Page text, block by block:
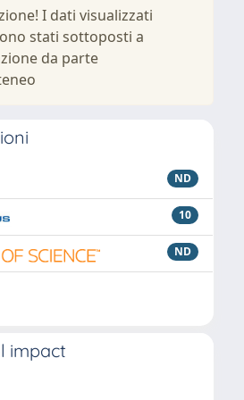
I dati visualizzati
stati sottoposti a
da parte
ND
10
ND
impact